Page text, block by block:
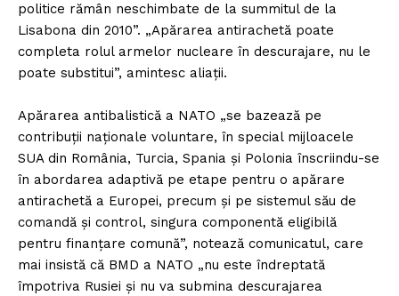
politice rămân neschimbate de la summitul de la
Lisabona din 2010”. „Apărarea antirachetă poate
completa rolul armelor nucleare în descurajare, nu le
poate substitui”, amintesc aliaţii.
Apărarea antibalistică a NATO „se bazează pe
contribuţii naţionale voluntare, în special mijloacele
SUA din România, Turcia, Spania şi Polonia înscriindu-se
în abordarea adaptivă pe etape pentru o apărare
antirachetă a Europei, precum şi pe sistemul său de
comandă şi control, singura componentă eligibilă
pentru finanţare comună”, notează comunicatul, care
mai insistă că BMD a NATO „nu este îndreptată
împotriva Rusiei şi nu va submina descurajarea